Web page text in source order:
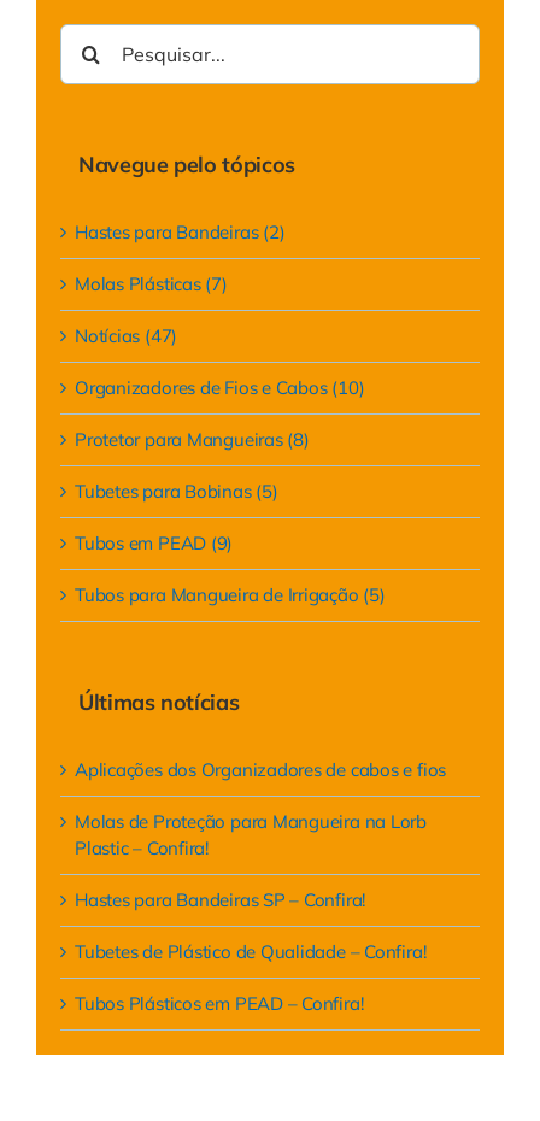
Buscar
resultados
para:
Navegue pelo tópicos
Hastes para Bandeiras (2)
Molas Plásticas (7)
Notícias (47)
Organizadores de Fios e Cabos (10)
Protetor para Mangueiras (8)
Tubetes para Bobinas (5)
Tubos em PEAD (9)
Tubos para Mangueira de Irrigação (5)
Últimas notícias
Aplicações dos Organizadores de cabos e fios
Molas de Proteção para Mangueira na Lorb
Plastic – Confira!
Hastes para Bandeiras SP – Confira!
Tubetes de Plástico de Qualidade – Confira!
Tubos Plásticos em PEAD – Confira!